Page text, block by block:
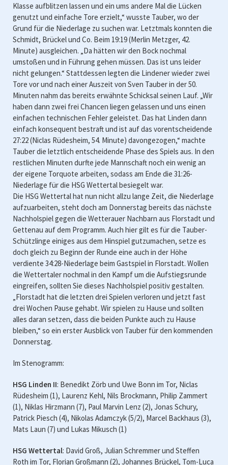
Klasse aufblitzen lassen und ein ums andere Mal die Lücken
genutzt und einfache Tore erzielt,“ wusste Tauber, wo der
Grund für die Niederlage zu suchen war. Letztmals konnten die
Schmidt, Brückel und Co. Beim 19:19 (Merlin Metzger, 42.
Minute) ausgleichen. „Da hätten wir den Bock nochmal
umstoßen und in Führung gehen müssen. Das ist uns leider
nicht gelungen.“ Stattdessen legten die Lindener wieder zwei
Tore vor und nach einer Auszeit von Sven Tauber in der 50.
Minuten nahm das bereits erwähnte Schicksal seinen Lauf. „Wir
haben dann zwei frei Chancen liegen gelassen und uns einen
einfachen technischen Fehler geleistet. Das hat Linden dann
einfach konsequent bestraft und ist auf das vorentscheidende
27:22 (Niclas Rüdesheim, 54. Minute) davongezogen,“ machte
Tauber die letztlich entscheidende Phase des Spiels aus. In den
restlichen Minuten durfte jede Mannschaft noch ein wenig an
der eigene Torquote arbeiten, sodass am Ende die 31:26-
Niederlage für die HSG Wettertal besiegelt war.
Die HSG Wettertal hat nun nicht allzu lange Zeit, die Niederlage
aufzuarbeiten, steht doch am Donnerstag bereits das nächste
Nachholspiel gegen die Wetterauer Nachbarn aus Florstadt und
Gettenau auf dem Programm. Auch hier gilt es für die Tauber-
Schützlinge einiges aus dem Hinspiel gutzumachen, setze es
doch gleich zu Beginn der Runde eine auch in der Höhe
verdiente 34:28-Niederlage beim Gastspiel in Florstadt. Wollen
die Wettertaler nochmal in den Kampf um die Aufstiegsrunde
eingreifen, sollten Sie dieses Nachholspiel positiv gestalten.
„Florstadt hat die letzten drei Spielen verloren und jetzt fast
drei Wochen Pause gehabt. Wir spielen zu Hause und sollten
alles daran setzen, dass die beiden Punkte auch zu Hause
bleiben,“ so ein erster Ausblick von Tauber für den kommenden
Donnerstag.
Im Stenogramm:
HSG Linden II: Benedikt Zörb und Uwe Bonn im Tor, Niclas
Rüdesheim (1), Laurenz Kehl, Nils Brockmann, Philip Zammert
(1), Niklas Hirzmann (7), Paul Marvin Lenz (2), Jonas Schury,
Patrick Piesch (4), Nikolas Adamczyk (5/2), Marcel Backhaus (3),
Mats Laun (7) und Lukas Mikusch (1)
HSG Wettertal: David Groß, Julian Schremmer und Steffen
Roth im Tor, Florian Großmann (2), Johannes Brückel, Tom-Luca